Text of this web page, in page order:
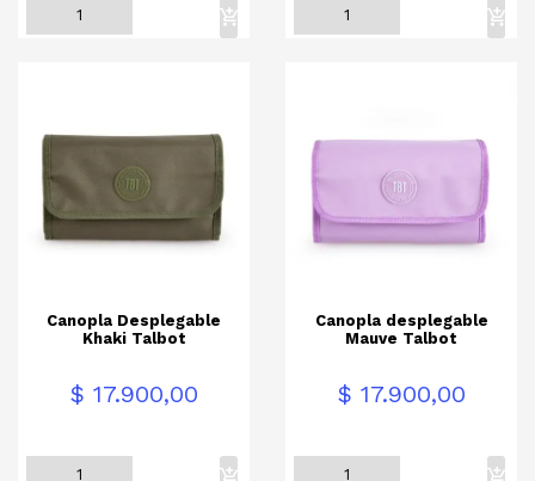
Canopla Desplegable
Khaki Talbot
Precio$ 17.900,00
Canopla desplegable
Mauve Talbot
Precio$ 17.900,00